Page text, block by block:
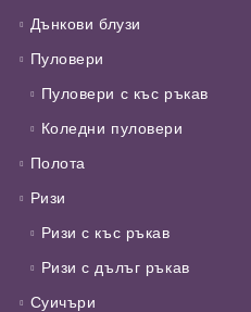
Дънкови блузи
Пуловери
Пуловери с къс ръкав
Коледни пуловери
Полота
Ризи
Ризи с къс ръкав
Ризи с дълъг ръкав
Суичъри